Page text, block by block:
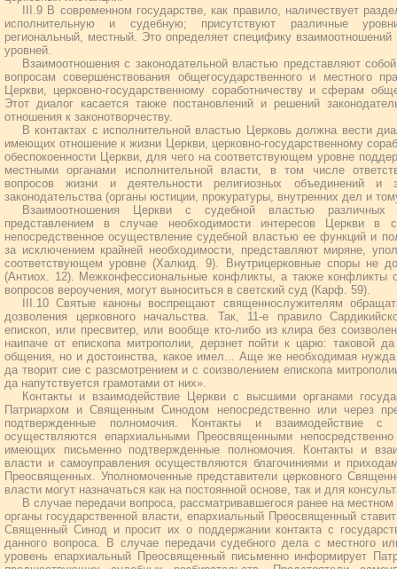
III.9 В современном государстве, как правило, наличествует
исполнительную и судебную; присутствуют различные
региональный, местный. Это определяет специфику
уровней.
Взаимоотношения с законодательной властью представляют
вопросам совершенствования общегосударственного и местного
Церкви, церковно-государственному соработничеству и сферам
Этот диалог касается также постановлений и решений
отношения к законотворчеству.
В контактах с исполнительной властью Церковь должна вести
имеющих отношение к жизни Церкви, церковно-государственному
обеспокоенности Церкви, для чего на соответствующем уровне
местными органами исполнительной власти, в том числе
вопросов жизни и деятельности религиозных объединений
законодательства (органы юстиции, прокуратуры, внутренних дел и
Взаимоотношения Церкви с судебной властью различных
представлением в случае необходимости интересов Церкви
непосредственное осуществление судебной властью ее функций и
за исключением крайней необходимости, представляют миряне,
соответствующем уровне (Халкид. 9). Внутрицерковные споры не
(Антиох. 12). Межконфессиональные конфликты, а также конфликты
вопросов вероучения, могут выноситься в светский суд (Карф. 59).
III.10 Святые каноны воспрещают священнослужителям
дозволения церковного начальства. Так, 11-е правило
епископ, или пресвитер, или вообще кто-либо из клира без
наипаче от епископа митрополии, дерзнет пойти к царю: таковой
общения, но и достоинства, какое имел... Аще же необходимая нужда
да творит сие с разсмотрением и с соизволением епископа
да напутствуется грамотами от них».
Контакты и взаимодействие Церкви с высшими органами
Патриархом и Священным Синодом непосредственно или через
подтвержденные полномочия. Контакты и взаимодействие с
осуществляются епархиальными Преосвященными
имеющих письменно подтвержденные полномочия. Контакты и
власти и самоуправления осуществляются благочиниями и
Преосвященных. Уполномоченные представители церковного
власти могут назначаться как на постоянной основе, так и для
В случае передачи вопроса, рассматривавшегося ранее на
органы государственной власти, епархиальный Преосвященный
Священный Синод и просит их о поддержании контакта с
данного вопроса. В случае передачи судебного дела с местного
уровень епархиальный Преосвященный письменно информирует